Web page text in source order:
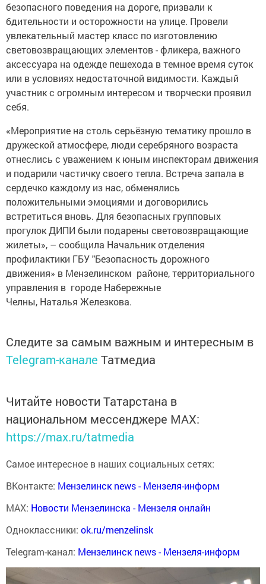
безопасного поведения на дороге, призвали к
бдительности и осторожности на улице. Провели
увлекательный мастер класс по изготовлению
световозвращающих элементов - фликера, важного
аксессуара на одежде пешехода в темное время суток
или в условиях недостаточной видимости. Каждый
участник с огромным интересом и творчески проявил
себя.
«Мероприятие на столь серьёзную тематику прошло в
дружеской атмосфере, люди серебряного возраста
отнеслись с уважением к юным инспекторам движения
и подарили частичку своего тепла. Встреча запала в
сердечко каждому из нас, обменялись
положительными эмоциями и договорились
встретиться вновь. Для безопасных групповых
прогулок ДИПИ были подарены световозвращающие
жилеты», – сообщила Начальник отделения
профилактики ГБУ "Безопасность дорожного
движения» в Мензелинском районе, территориального
управления в городе Набережные
Челны, Наталья Железкова.
Следите за самым важным и интересным в
Telegram-канале Татмедиа
Читайте новости Татарстана в
национальном мессенджере MАХ:
https://max.ru/tatmedia
Самое интересное в наших социальных сетях:
ВКонтакте: Мензелинск news - Мензеля-информ
MAX: Новости Мензелинска - Мензеля онлайн
Одноклассники: ok.ru/menzelinsk
Telegram-канал: Мензелинск news - Мензеля-информ